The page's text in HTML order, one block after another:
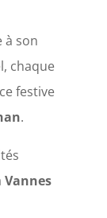
à son
chaque
festive
.
Vannes